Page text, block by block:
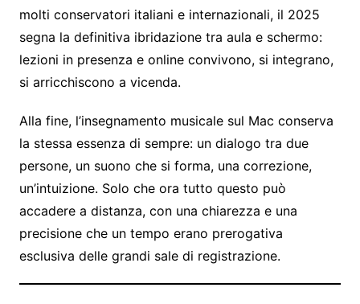
molti conservatori italiani e internazionali, il 2025
segna la definitiva ibridazione tra aula e schermo:
lezioni in presenza e online convivono, si integrano,
si arricchiscono a vicenda.
Alla fine, l’insegnamento musicale sul Mac conserva
la stessa essenza di sempre: un dialogo tra due
persone, un suono che si forma, una correzione,
un’intuizione. Solo che ora tutto questo può
accadere a distanza, con una chiarezza e una
precisione che un tempo erano prerogativa
esclusiva delle grandi sale di registrazione.